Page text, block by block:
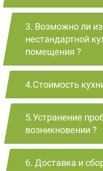
3. Возможно ли
нестандартной
помещения ?
4.Стоимость
5.Устранение
возникновении ?
6. Доставка и